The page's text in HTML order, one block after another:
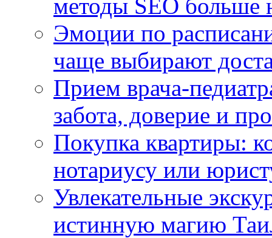
методы SEO больше
Эмоции по
чаще выбирают
Прием врача-
забота, доверие и
Покупка квартиры:
нотариусу или
Увлекательные
истинную магию